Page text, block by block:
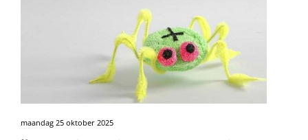
maandag 25 oktober 2025